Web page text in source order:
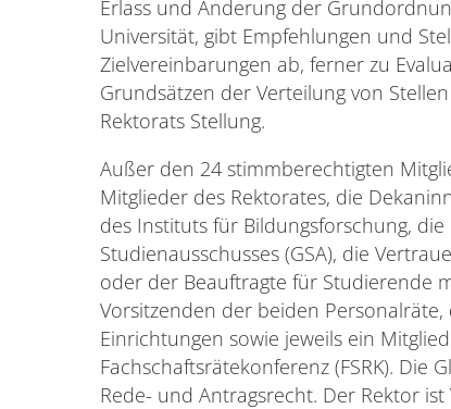
Erlass und Änderung der
Universität, gibt Empfehlungen und
Zielvereinbarungen ab, ferner zu
Grundsätzen der Verteilung von
Rektorats Stellung.
Außer den 24 stimmberechtigten
Mitglieder des Rektorates, die
des Instituts für Bildungsforschung,
Studienausschusses (GSA), die
oder der Beauftragte für Studierende
Vorsitzenden der beiden
Einrichtungen sowie jeweils ein
Fachschaftsrätekonferenz (FSRK).
Rede- und Antragsrecht. Der Rektor